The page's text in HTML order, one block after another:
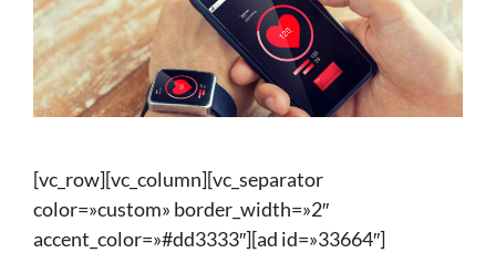
[vc_row][vc_column][vc_separator
color=»custom» border_width=»2″
accent_color=»#dd3333″][ad id=»33664″]